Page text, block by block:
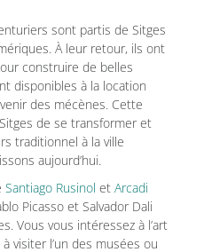
sont partis de Sitges
À leur retour, ils ont
construire de belles
disponibles à la location
des mécènes. Cette
de se transformer et
traditionnel à la ville
aujourd’hui.
Santiago Rusinol et Arcadi
Picasso et Salvador Dali
Vous vous intéressez à l’art
visiter l’un des musées ou